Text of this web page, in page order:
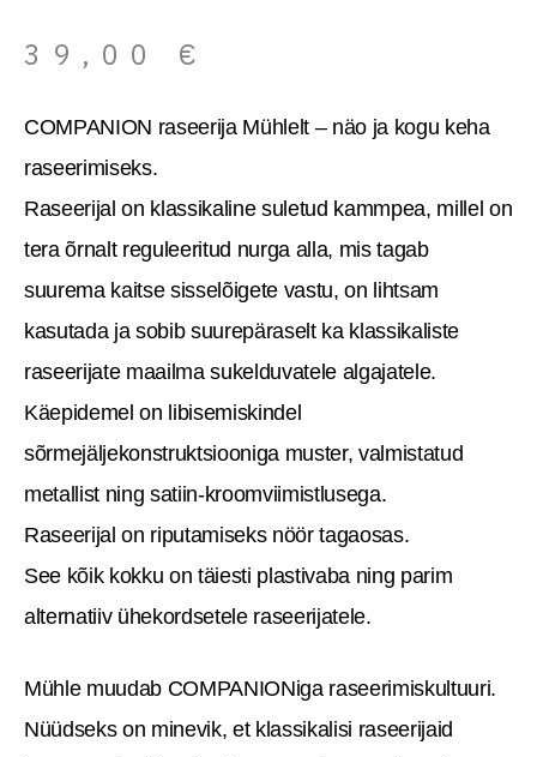
39,00 €
COMPANION raseerija Mühlelt – näo ja kogu keha
raseerimiseks.
Raseerijal on klassikaline suletud kammpea, millel on
tera õrnalt reguleeritud nurga alla, mis tagab
suurema kaitse sisselõigete vastu, on lihtsam
kasutada ja sobib suurepäraselt ka klassikaliste
raseerijate maailma sukelduvatele algajatele.
Käepidemel on libisemiskindel
sõrmejäljekonstruktsiooniga muster, valmistatud
metallist ning satiin-kroomviimistlusega.
Raseerijal on riputamiseks nöör tagaosas.
See kõik kokku on täiesti plastivaba ning parim
alternatiiv ühekordsetele raseerijatele.
Mühle muudab COMPANIONiga raseerimiskultuuri.
Nüüdseks on minevik, et klassikalisi raseerijaid